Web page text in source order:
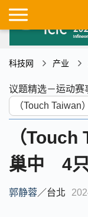
科技网 产业
议题精选－运动赛
（Touch
巢中 4只
郭静蓉／台北